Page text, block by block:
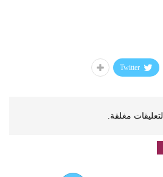
Twitter
التعليقات مغلقة.